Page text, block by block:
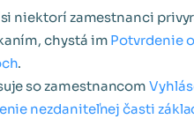
niektorí zamestnanci
chystá im Potvrdenie
.
so zamestnancom
nezdaniteľnej časti